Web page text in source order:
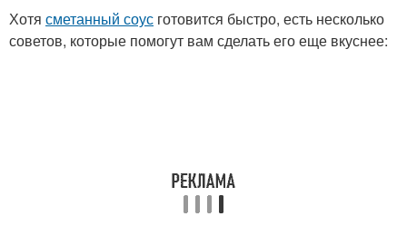
Хотя сметанный соус готовится быстро, есть несколько
советов, которые помогут вам сделать его еще вкуснее: